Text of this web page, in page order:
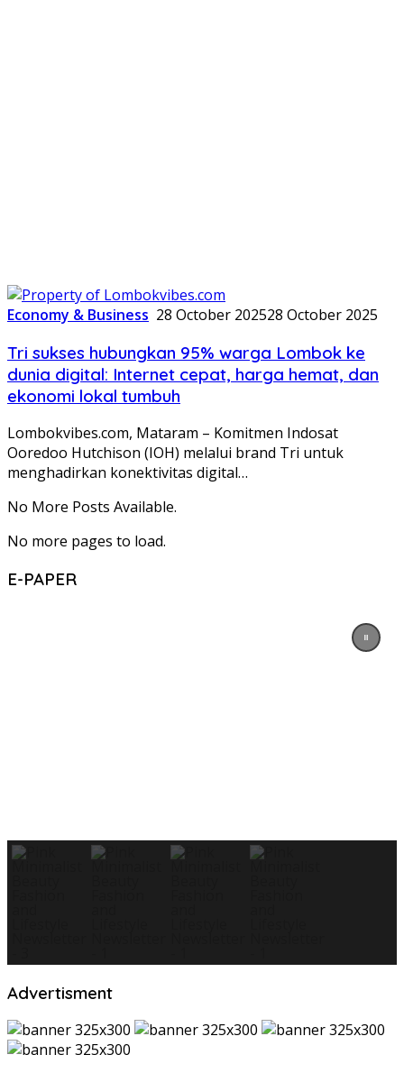
Economy & Business 28 October 202528 October 2025
Tri sukses hubungkan 95% warga Lombok ke
dunia digital: Internet cepat, harga hemat, dan
ekonomi lokal tumbuh
Lombokvibes.com, Mataram – Komitmen Indosat
Ooredoo Hutchison (IOH) melalui brand Tri untuk
menghadirkan konektivitas digital…
No More Posts Available.
No more pages to load.
E-PAPER
Advertisment